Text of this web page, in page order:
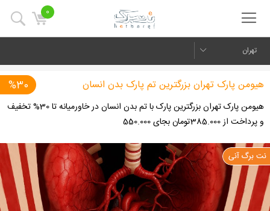
0
تهران
%30 هیومن پارک تهران بزرگترین تم پارک بدن انسان
هیومن پارک تهران بزرگترین پارک با تم بدن انسان در خاورمیانه تا 30% تخفیف
و پرداخت از 385.000تومان بجای 550.000